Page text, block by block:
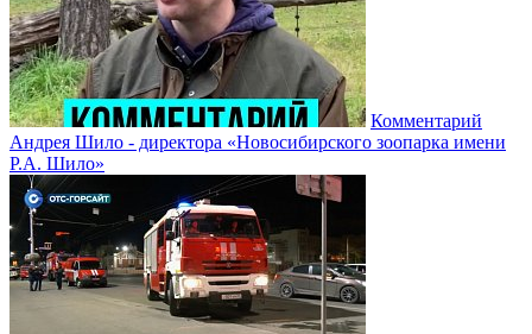
Комментарий
Андрея Шило - директора «Новосибирского зоопарка имени
Р.А. Шило»